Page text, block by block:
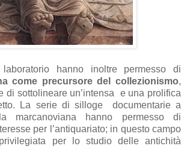
hanno inoltre permesso di
come precursore del collezionismo,
di sottolineare un’intensa e una prolifica
La serie di silloge documentarie a
marcanoviana hanno permesso di
per l’antiquariato; in questo campo
per lo studio delle antichità